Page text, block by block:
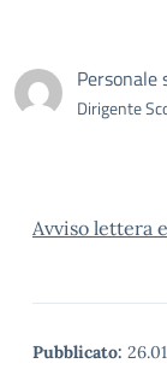
Personale
Dirigente
Avviso lettera
Pubblicato: